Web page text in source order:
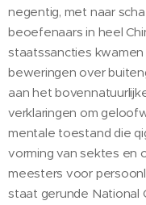
negentig, met naar
beoefenaars in heel
staatssancties
beweringen over
aan het
verklaringen om
mentale toestand die
vorming van sektes en
meesters voor
staat gerunde National